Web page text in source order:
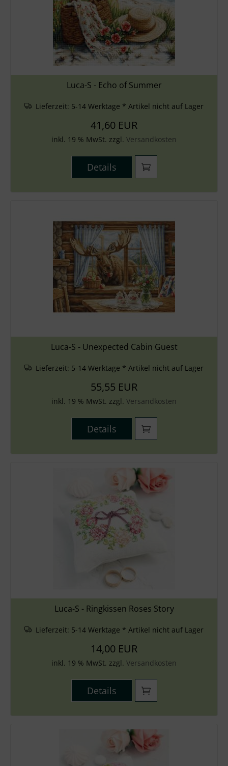
Luca-S - Echo of Summer
Lieferzeit: 5-14 Werktage * Artikel nicht auf Lager
41,60 EUR
inkl. 19 % MwSt. zzgl. Versandkosten
Details
Luca-S - Unexpected Cabin Guest
Lieferzeit: 5-14 Werktage * Artikel nicht auf Lager
55,55 EUR
inkl. 19 % MwSt. zzgl. Versandkosten
Details
Luca-S - Ringkissen Roses Story
Lieferzeit: 5-14 Werktage * Artikel nicht auf Lager
14,00 EUR
inkl. 19 % MwSt. zzgl. Versandkosten
Details